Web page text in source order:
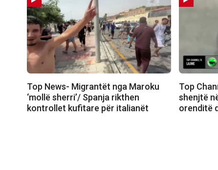
Top News- Migrantët nga Maroku
‘mollë sherri’/ Spanja rikthen
kontrollet kufitare për italianët
Top
shenjtë
orenditë